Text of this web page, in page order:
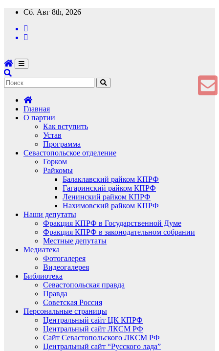
Перейти
содержимому
Сб. Авг 8th, 2026
Главная
О партии
Как вступить
Устав
Программа
Севастопольское отделение
Горком
Райкомы
Балаклавский райком КПРФ
Гагаринский райком КПРФ
Ленинский райком КПРФ
Нахимовский райком КПРФ
Наши депутаты
Фракция КПРФ в Государственной Думе
Фракция КПРФ в законодательном собрании
Местные депутаты
Медиатека
Фотогалерея
Видеогалерея
Библиотека
Севастопольская правда
Правда
Советская Россия
Персональные страницы
Центральный сайт ЦК КПРФ
Центральный сайт ЛКСМ РФ
Сайт Севастопольского ЛКСМ РФ
Центральный сайт “Русского лада”